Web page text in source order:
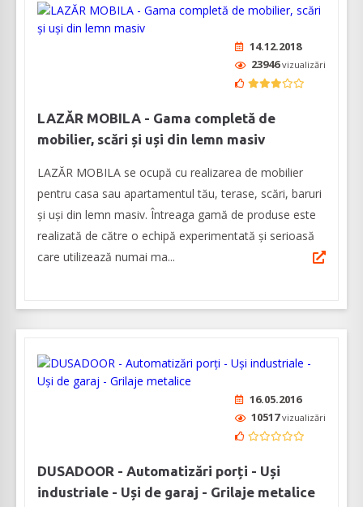
14.12.2018
23946vizualizări
LAZĂR MOBILA - Gama completă de
mobilier, scări și uși din lemn masiv
LAZĂR MOBILA se ocupă cu realizarea de mobilier
pentru casa sau apartamentul tău, terase, scări, baruri
și uși din lemn masiv. Întreaga gamă de produse este
realizată de către o echipă experimentată și serioasă
care utilizează numai ma...
16.05.2016
10517vizualizări
DUSADOOR - Automatizări porți - Uși
industriale - Uși de garaj - Grilaje metalice